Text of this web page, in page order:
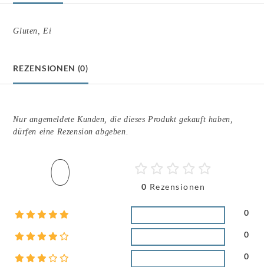
Gluten, Ei
REZENSIONEN (0)
0 0 Rezensionen
0
0
0
Nur angemeldete Kunden, die dieses Produkt gekauft haben,
dürfen eine Rezension abgeben.